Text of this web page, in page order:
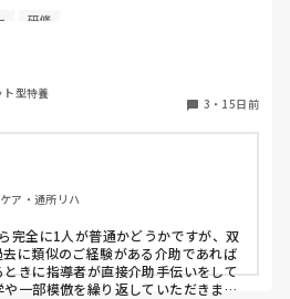
でしょうか？
ら出る時に　立ち上がれず　湯船
死に手すりに捕まってもらう誘導
ことをリーダーに報告しましたが
💦
もいるので　不安です💦　七月か
研修
型特養
3 ・ 15日前
ア・通所リハ
完全に1人が普通かどうかですが、双
に類似のご経験がある介助であれば
きに指導者が直接介助手伝いをして
一部模倣を繰り返していただきま